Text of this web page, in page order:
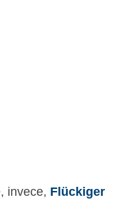
invece, Flückiger